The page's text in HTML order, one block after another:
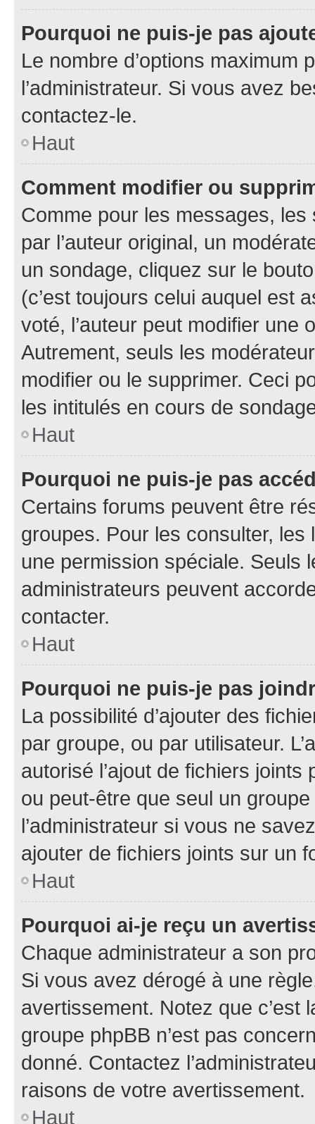
Pourquoi ne puis-je pas
Le nombre d’options maximum
l’administrateur. Si vous avez
contactez-le.
Haut
Comment modifier ou
Comme pour les messages,
par l’auteur original, un
un sondage, cliquez sur le
(c’est toujours celui auquel est
voté, l’auteur peut modifier une
Autrement, seuls les
modifier ou le supprimer. Ceci
les intitulés en cours de
Haut
Pourquoi ne puis-je pas
Certains forums peuvent être
groupes. Pour les consulter,
une permission spéciale. Seuls
administrateurs peuvent
contacter.
Haut
Pourquoi ne puis-je pas
La possibilité d’ajouter des
par groupe, ou par utilisateur.
autorisé l’ajout de fichiers
ou peut-être que seul un
l’administrateur si vous ne
ajouter de fichiers joints sur un
Haut
Pourquoi ai-je reçu un
Chaque administrateur a son
Si vous avez dérogé à une
avertissement. Notez que c’est
groupe phpBB n’est pas
donné. Contactez
raisons de votre avertissement.
Haut